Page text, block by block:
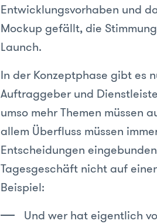
Entwicklungsvorhaben und
Mockup gefällt, die
Launch.
In der Konzeptphase gibt es
Auftraggeber und
umso mehr Themen müssen
allem Überfluss müssen
Entscheidungen
Tagesgeschäft nicht auf
Beispiel:
Und wer hat eigentlich